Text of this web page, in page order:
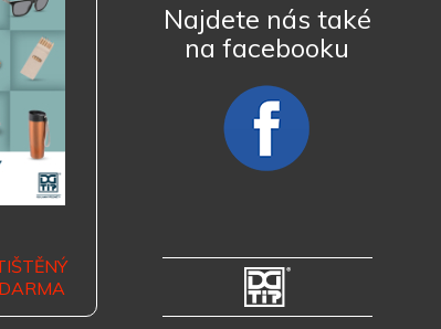
Najdete nás také
na facebooku